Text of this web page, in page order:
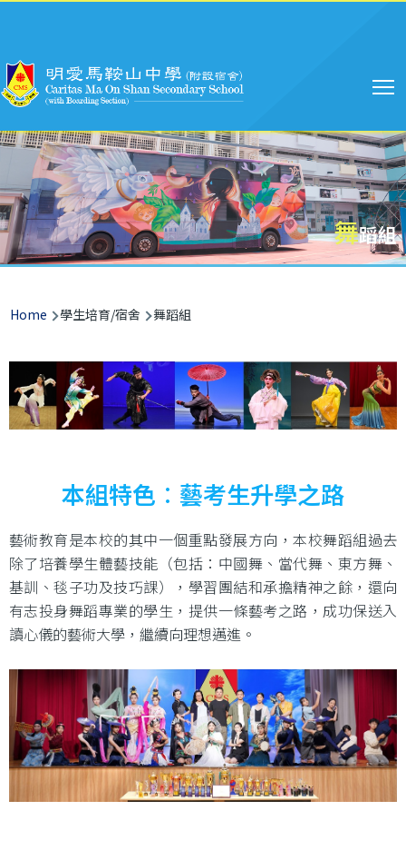
舞蹈組
Breadcrumb
Home 學生培育/宿舍 舞蹈組
本組特色︰藝考生升學之路
藝術教育是本校的其中一個重點發展方向，本校舞蹈組過去
除了培養學生體藝技能（包括：中國舞、當代舞、東方舞、
基訓、毯子功及技巧課），學習團結和承擔精神之餘，還向
有志投身舞蹈專業的學生，提供一條藝考之路，成功保送入
讀心儀的藝術大學，繼續向理想邁進。